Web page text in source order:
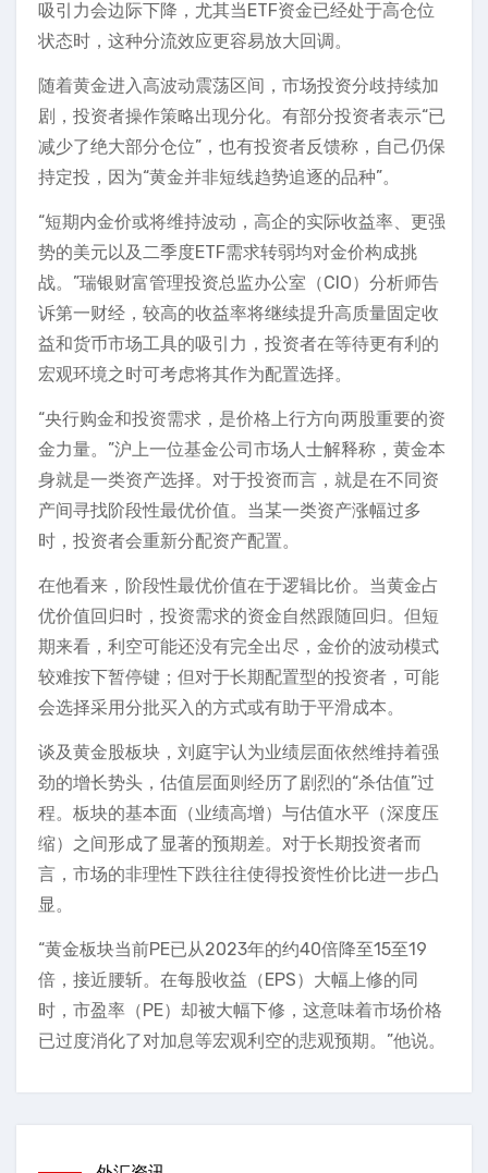
吸引力会边际下降，尤其当ETF资金已经处于高仓位
状态时，这种分流效应更容易放大回调。
随着黄金进入高波动震荡区间，市场投资分歧持续加
剧，投资者操作策略出现分化。有部分投资者表示“已
减少了绝大部分仓位”，也有投资者反馈称，自己仍保
持定投，因为“黄金并非短线趋势追逐的品种”。
“短期内金价或将维持波动，高企的实际收益率、更强
势的美元以及二季度ETF需求转弱均对金价构成挑
战。”瑞银财富管理投资总监办公室（CIO）分析师告
诉第一财经，较高的收益率将继续提升高质量固定收
益和货币市场工具的吸引力，投资者在等待更有利的
宏观环境之时可考虑将其作为配置选择。
“央行购金和投资需求，是价格上行方向两股重要的资
金力量。”沪上一位基金公司市场人士解释称，黄金本
身就是一类资产选择。对于投资而言，就是在不同资
产间寻找阶段性最优价值。当某一类资产涨幅过多
时，投资者会重新分配资产配置。
在他看来，阶段性最优价值在于逻辑比价。当黄金占
优价值回归时，投资需求的资金自然跟随回归。但短
期来看，利空可能还没有完全出尽，金价的波动模式
较难按下暂停键；但对于长期配置型的投资者，可能
会选择采用分批买入的方式或有助于平滑成本。
谈及黄金股板块，刘庭宇认为业绩层面依然维持着强
劲的增长势头，估值层面则经历了剧烈的“杀估值”过
程。板块的基本面（业绩高增）与估值水平（深度压
缩）之间形成了显著的预期差。对于长期投资者而
言，市场的非理性下跌往往使得投资性价比进一步凸
显。
“黄金板块当前PE已从2023年的约40倍降至15至19
倍，接近腰斩。在每股收益（EPS）大幅上修的同
时，市盈率（PE）却被大幅下修，这意味着市场价格
已过度消化了对加息等宏观利空的悲观预期。”他说。